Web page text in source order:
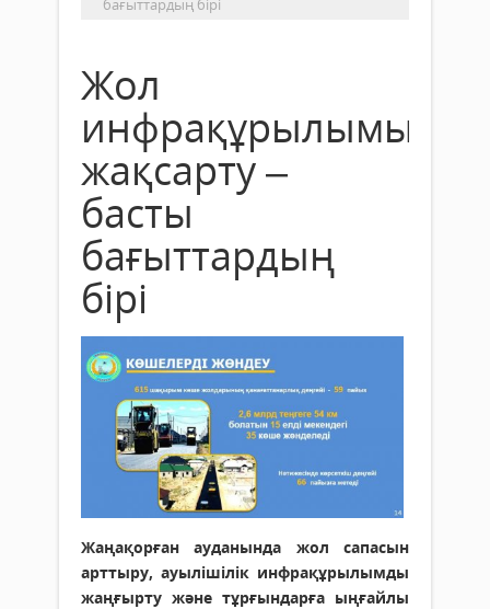
бағыттардың бірі
Жол
инфрақұрылымын
жақсарту –
басты
бағыттардың
бірі
Жаңақорған ауданында жол сапасын
арттыру, ауылішілік инфрақұрылымды
жаңғырту және тұрғындарға ыңғайлы